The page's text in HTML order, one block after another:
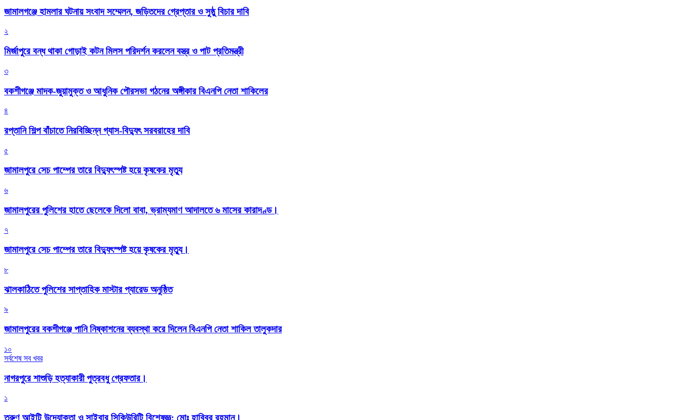
জামালগঞ্জে হামলার ঘটনায় সংবাদ সম্মেলন, জড়িতদের গ্রেপ্তার ও সুষ্ঠু বিচার দাবি
২
মির্জাপুরে বন্ধ থাকা গোড়াই কটন মিলস পরিদর্শন করলেন বস্ত্র ও পাট প্রতিমন্ত্রী
৩
বকশীগঞ্জে মাদক-জুয়ামুক্ত ও আধুনিক পৌরসভা গঠনের অঙ্গীকার বিএনপি নেতা শাকিলের
৪
রপ্তানি শিল্প বাঁচাতে নিরবিচ্ছিন্ন গ্যাস-বিদ্যুৎ সরবরাহের দাবি
৫
জামালপুরে সেচ পাম্পের তারে বিদ্যুৎস্পষ্ট হয়ে কৃষকের মৃত্যু
৬
জামালপুরের পুলিশের হাতে ছেলেকে দিলো বাবা, ভ্রাম্যমাণ আদালতে ৬ মাসের কারাদণ্ড।
৭
জামালপুরে সেচ পাম্পের তারে বিদ্যুৎস্পষ্ট হয়ে কৃষকের মৃত্যু।
৮
‎ঝালকাঠিতে পুলিশের সাপ্তাহিক মাস্টার প্যারেড অনুষ্ঠিত
৯
জামালপুরের বকশীগঞ্জে পানি নিষ্কাশনের ব্যবস্থা করে দিলেন বিএনপি নেতা শাকিল তালুকদার
১০
সর্বশেষ সব খবর
নাগরপুরে শাশুড়ি হত্যাকারী পুত্রবধু গ্রেফতার।
১
তরুণ আইটি উদ্যোক্তা ও সাইবার সিকিউরিটি বিশেষজ্ঞ: মোঃ হাবিবুর রহমান।